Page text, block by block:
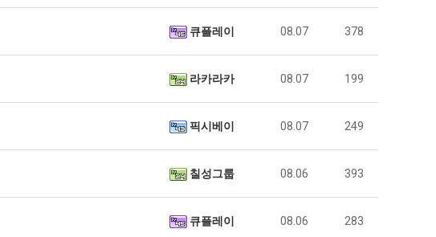
큐플레이 08.07 378
라카라카 08.07 199
픽시베이 08.07 249
칠성그룹 08.06 393
큐플레이 08.06 283